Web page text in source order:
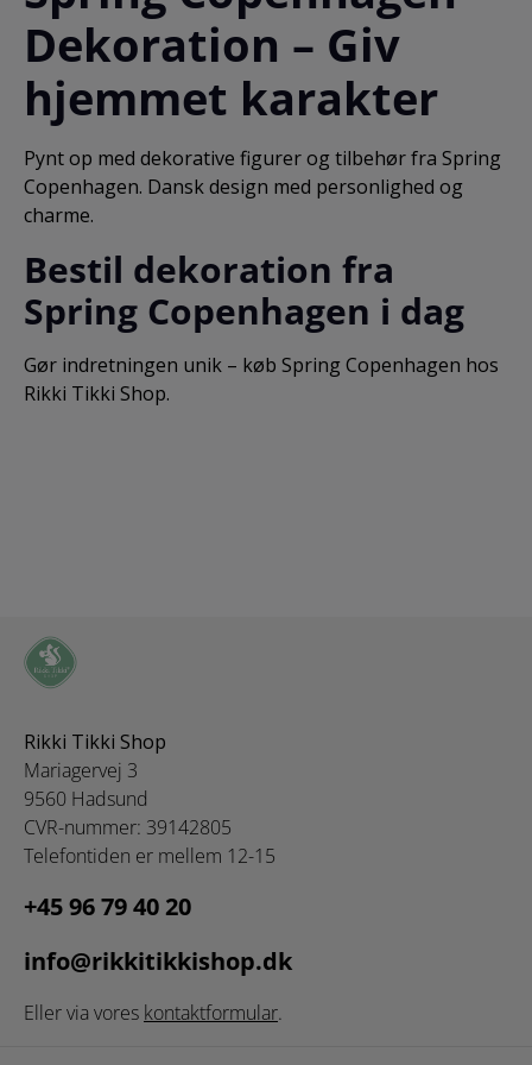
Dekoration – Giv
hjemmet karakter
Pynt op med dekorative figurer og tilbehør fra Spring
Copenhagen. Dansk design med personlighed og
charme.
Bestil dekoration fra
Spring Copenhagen i dag
Gør indretningen unik – køb Spring Copenhagen hos
Rikki Tikki Shop.
Rikki Tikki Shop
Mariagervej 3
9560 Hadsund
CVR-nummer: 39142805
Telefontiden er mellem 12-15
+45 96 79 40 20
info@rikkitikkishop.dk
Eller via vores kontaktformular.